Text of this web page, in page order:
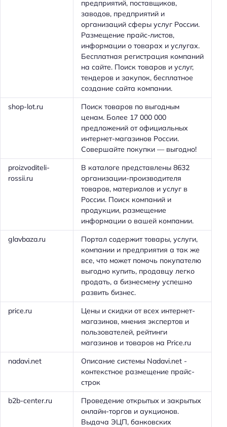
предприятий, поставщиков,
заводов, предприятий и
организаций сферы услуг России.
Размещение прайс-листов,
информации о товарах и услугах.
Бесплатная регистрация компаний
на сайте. Поиск товаров и услуг,
тендеров и закупок, бесплатное
создание сайта компании.
shop-lot.ru
Поиск товаров по выгодным
ценам. Более 17 000 000
предложений от официальных
интернет-магазинов России.
Совершайте покупки — выгодно!
proizvoditeli-
rossii.ru
В каталоге представлены 8632
организации-производителя
товаров, материалов и услуг в
России. Поиск компаний и
продукции, размещение
информации о вашей компании.
glavbaza.ru
Портал содержит товары, услуги,
компании и предприятия а так же
все, что может помочь покупателю
выгодно купить, продавцу легко
продать, а бизнесмену успешно
развить бизнес.
price.ru
Цены и скидки от всех интернет-
магазинов, мнения экспертов и
пользователей, рейтинги
магазинов и товаров на Price.ru
nadavi.net
Описание системы Nadavi.net -
контекстное размещение прайс-
строк
b2b-center.ru
Проведение открытых и закрытых
онлайн-торгов и аукционов.
Выдача ЭЦП, банковских
и